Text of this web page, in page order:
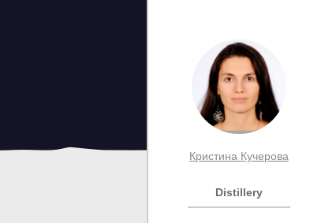
Кристина Кучерова
Distillery